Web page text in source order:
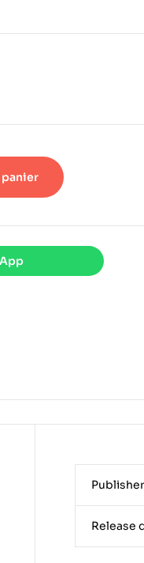
Publisher
Release